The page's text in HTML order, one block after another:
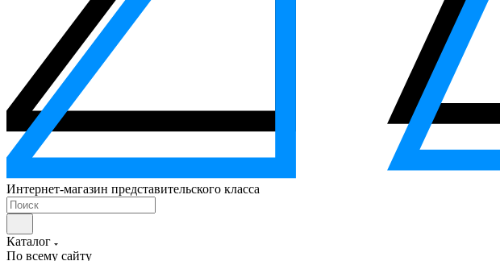
Интернет-магазин представительского класса
Каталог
По всему сайту